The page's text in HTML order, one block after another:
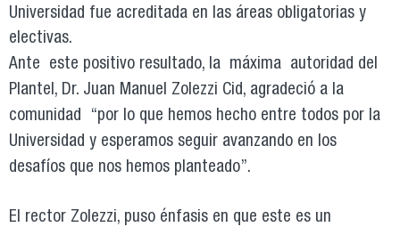
Universidad fue acreditada en las áreas obligatorias y
electivas.
Ante este positivo resultado, la máxima autoridad del
Plantel, Dr. Juan Manuel Zolezzi Cid, agradeció a la
comunidad “por lo que hemos hecho entre todos por la
Universidad y esperamos seguir avanzando en los
desafíos que nos hemos planteado”.
El rector Zolezzi, puso énfasis en que este es un